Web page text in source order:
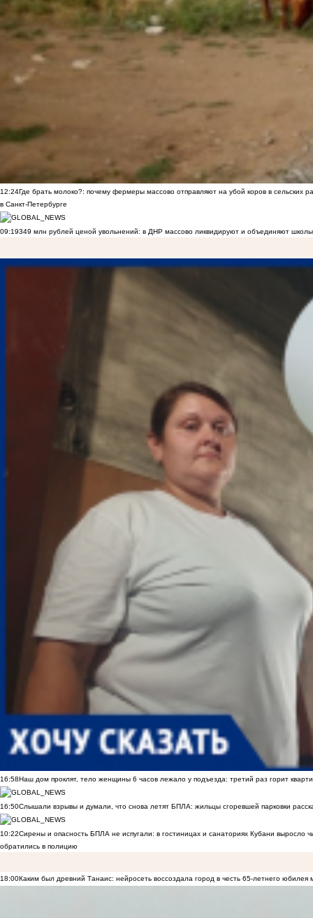
12:24Где брать молоко?: почему фермеры массово отправляют на убой коров в сельских
в Санкт-Петербурге
09:19349 млн рублей ценой увольнений: в ДНР массово ликвидируют и объединяют
16:58Наш дом проклят, тело женщины 6 часов лежало у подъезда: третий раз горит
16:50Слышали взрывы и думали, что снова летят БПЛА: жильцы сгоревшей парковки
10:22Сирены и опасность БПЛА не испугали: в гостиницах и санаториях Кубани выросло
обратились в полицию
18:00Каким был древний Танаис: нейросеть воссоздала город в честь 65-летнего юбилея